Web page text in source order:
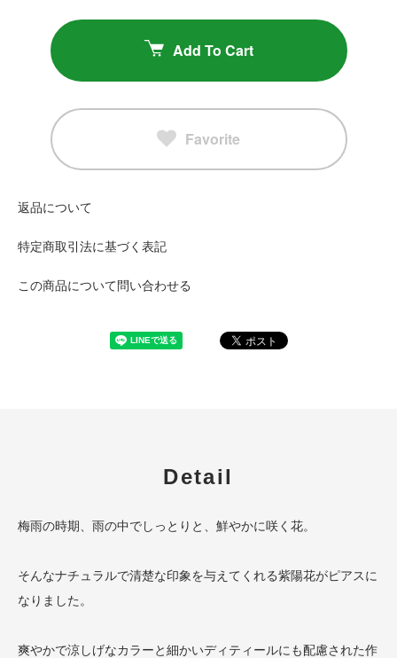
Add To Cart
Favorite
返品について
特定商取引法に基づく表記
この商品について問い合わせる
Detail
梅雨の時期、雨の中でしっとりと、鮮やかに咲く花。
そんなナチュラルで清楚な印象を与えてくれる紫陽花がピアスに
なりました。
爽やかで涼しげなカラーと細かいディティールにも配慮された作